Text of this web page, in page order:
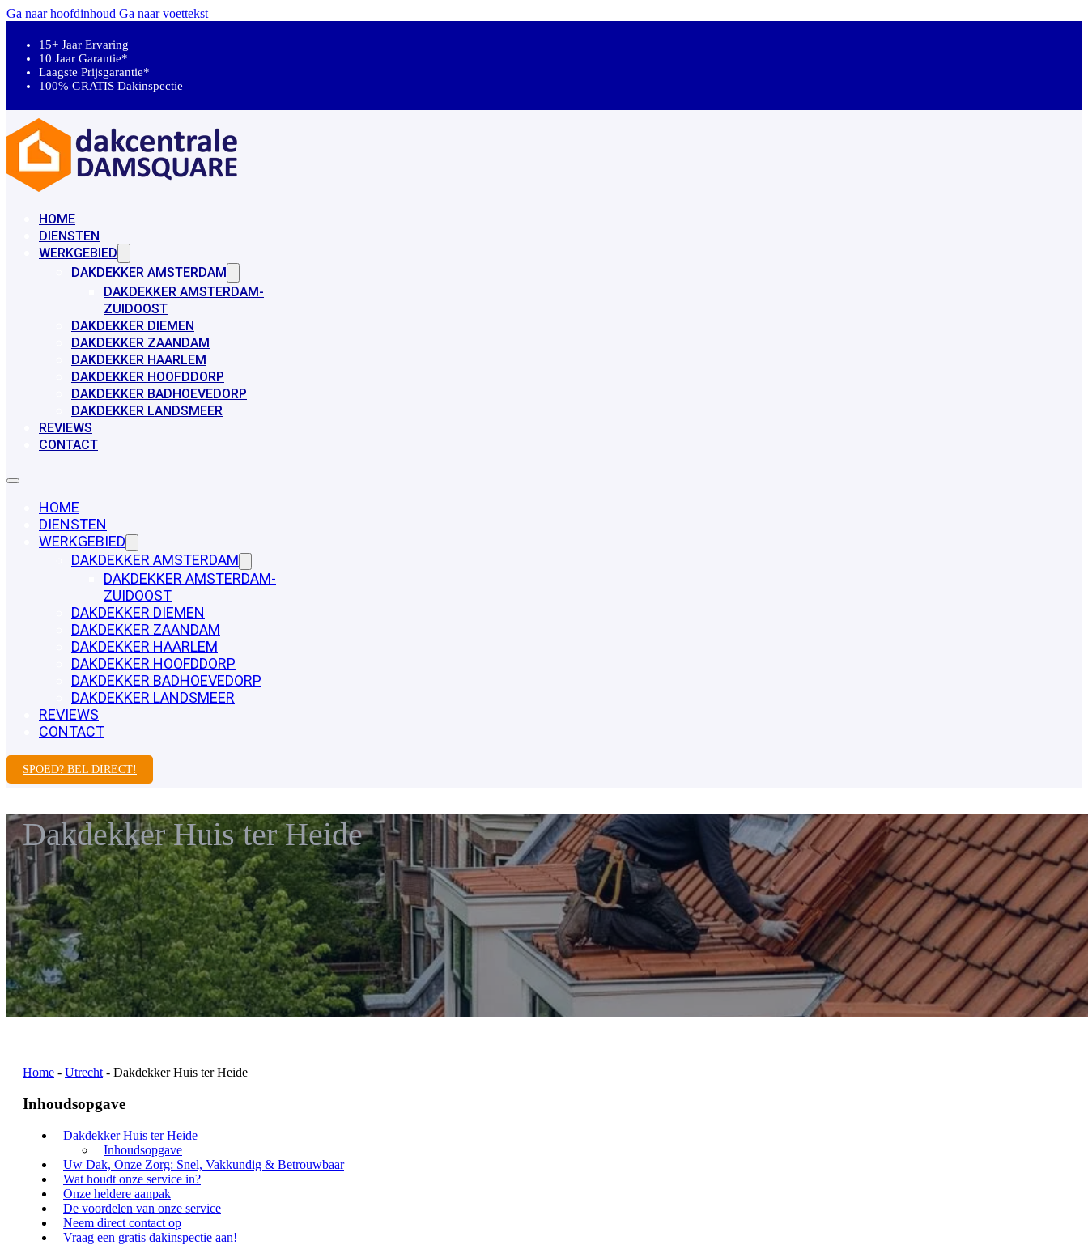
Ga naar hoofdinhoud Ga naar voettekst
15+ Jaar Ervaring
10 Jaar Garantie*
Laagste Prijsgarantie*
100% GRATIS Dakinspectie
HOME
DIENSTEN
WERKGEBIED
DAKDEKKER AMSTERDAM
DAKDEKKER AMSTERDAM-
ZUIDOOST
DAKDEKKER DIEMEN
DAKDEKKER ZAANDAM
DAKDEKKER HAARLEM
DAKDEKKER HOOFDDORP
DAKDEKKER BADHOEVEDORP
DAKDEKKER LANDSMEER
REVIEWS
CONTACT
HOME
DIENSTEN
WERKGEBIED
DAKDEKKER AMSTERDAM
DAKDEKKER AMSTERDAM-
ZUIDOOST
DAKDEKKER DIEMEN
DAKDEKKER ZAANDAM
DAKDEKKER HAARLEM
DAKDEKKER HOOFDDORP
DAKDEKKER BADHOEVEDORP
DAKDEKKER LANDSMEER
REVIEWS
CONTACT
SPOED? BEL DIRECT!
Dakdekker Huis ter Heide
Home - Utrecht - Dakdekker Huis ter Heide
Inhoudsopgave
Dakdekker Huis ter Heide
Inhoudsopgave
Uw Dak, Onze Zorg: Snel, Vakkundig & Betrouwbaar
Wat houdt onze service in?
Onze heldere aanpak
De voordelen van onze service
Neem direct contact op
Vraag een gratis dakinspectie aan!